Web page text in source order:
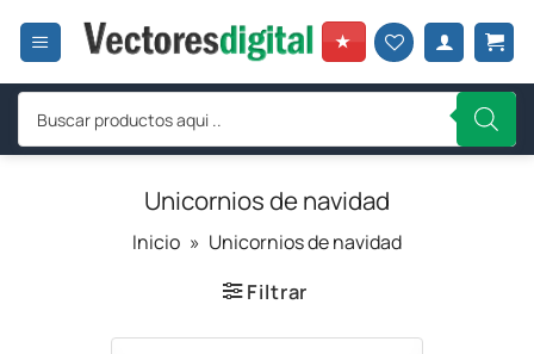
★
Búsqueda
productos
Unicornios de navidad
Inicio » Unicornios de navidad
Filtrar